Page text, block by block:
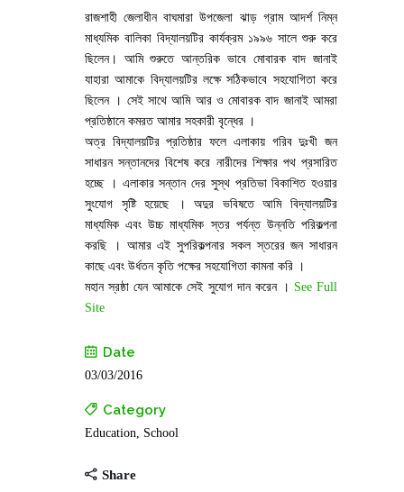
রাজশাহী জেলাধীন বাঘমারা উপজেলা ঝাড় গ্রাম আদর্শ নিম্ন
মাধ্যমিক বালিকা বিদ্যালয়টির কার্যক্রম ১৯৯৬ সালে শুরু করে
ছিলেন। আমি শুরুতে আন্তরিক ভাবে মোবারক বাদ জানাই
যাহারা আমাকে বিদ্যালয়টির লক্ষে সঠিকভাবে সহযোগিতা করে
ছিলেন । সেই সাথে আমি আর ও মোবারক বাদ জানাই আমরা
প্রতিষ্ঠানে কমরত আমার সহকারী বৃন্ধের ।
অত্র বিদ্যালয়টির প্রতিষ্ঠার ফলে এলাকায় গরিব দুঃখী জন
সাধারন সন্তানদের বিশেষ করে নারীদের শিক্ষার পথ প্রসারিত
হচ্ছে । এলাকার সন্তান দের সুস্থ প্রতিভা বিকাশিত হওয়ার
সুংযোগ সৃষ্টি হয়েছে । অদুর ভবিষতে আমি বিদ্যালয়টির
মাধ্যমিক এবং উচ্চ মাধ্যমিক স্তর পর্যন্ত উন্নতি পরিকল্পনা
করছি । আমার এই সুপরিকল্পনার সকল স্তরের জন সাধারন
কাছে এবং উর্ধতন কৃতি পক্ষের সহযোগিতা কামনা করি ।
মহান স্রষ্ঠা যেন আমাকে সেই সুযোগ দান করেন । See Full
Site
Date
03/03/2016
Category
Education, School
Share